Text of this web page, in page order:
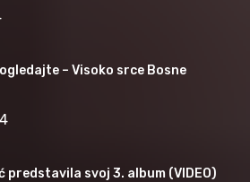
– Visoko srce Bosne
predstavila svoj 3. album (VIDEO)